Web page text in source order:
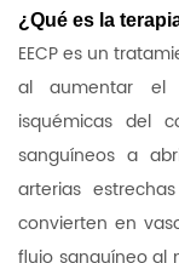
¿Qué es la
EECP es un
al aumentar el
isquémicas del
sanguíneos a
arterias
convierten en
flujo sanguíneo al